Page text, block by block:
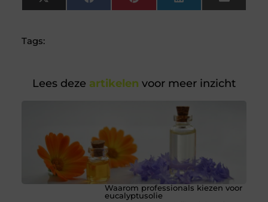
(Twitter)
Tags:
Lees deze artikelen voor meer inzicht
Waarom professionals kiezen voor
eucalyptusolie